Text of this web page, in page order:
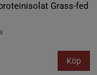
Grass-fed
Köp